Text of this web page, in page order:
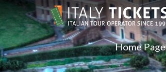
Home Page